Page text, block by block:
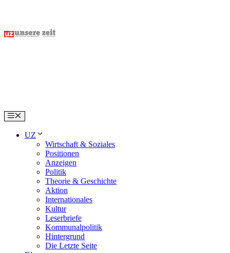
content
Menu
UZ
Wirtschaft & Soziales
Positionen
Anzeigen
Politik
Theorie & Geschichte
Aktion
Internationales
Kultur
Leserbriefe
Kommunalpolitik
Hintergrund
Die Letzte Seite